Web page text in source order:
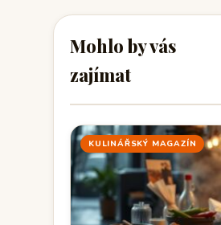
Mohlo by vás
zajímat
KULINÁŘSKÝ MAGAZÍN